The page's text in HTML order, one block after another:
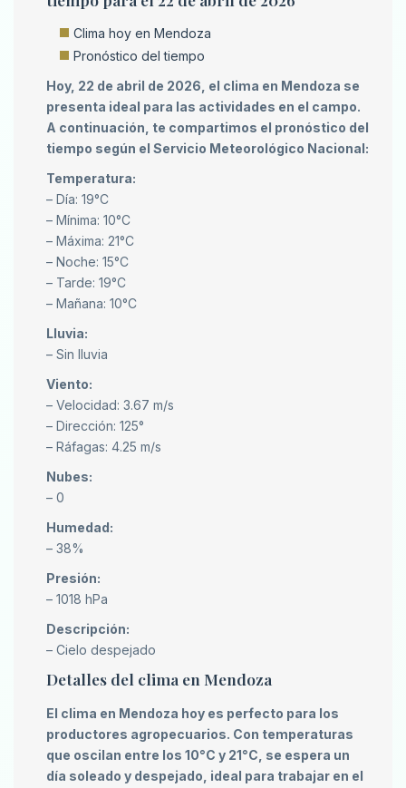
Clima hoy en Mendoza
Pronóstico del tiempo
Hoy, 22 de abril de 2026, el clima en Mendoza se
presenta ideal para las actividades en el campo.
A continuación, te compartimos el pronóstico del
tiempo según el Servicio Meteorológico Nacional:
Temperatura:
– Día: 19°C
– Mínima: 10°C
– Máxima: 21°C
– Noche: 15°C
– Tarde: 19°C
– Mañana: 10°C
Lluvia:
– Sin lluvia
Viento:
– Velocidad: 3.67 m/s
– Dirección: 125°
– Ráfagas: 4.25 m/s
Nubes:
– 0
Humedad:
– 38%
Presión:
– 1018 hPa
Descripción:
– Cielo despejado
Detalles del clima en Mendoza
El clima en Mendoza hoy es perfecto para los
productores agropecuarios. Con temperaturas
que oscilan entre los 10°C y 21°C, se espera un
día soleado y despejado, ideal para trabajar en el